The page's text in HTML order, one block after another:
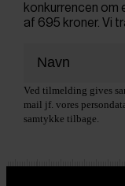
konkurrencen
af 695 kroner. Vi
Ved tilmelding gives
mail jf. vores
samtykke tilbage.